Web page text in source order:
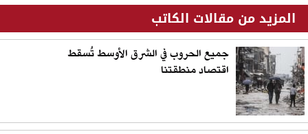
المزيد من مقالات الكاتب
جميع الحروب في الشرق الأوسط تُسقط
اقتصاد منطقتنا